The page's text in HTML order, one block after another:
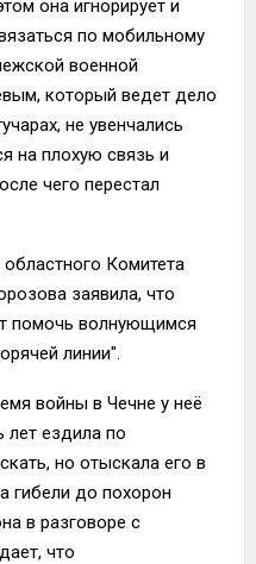
она игнорирует и
по мобильному
военной
который ведет дело
не увенчались
на плохую связь и
чего перестал
Комитета
заявила, что
помочь волнующимся
линии".
войны в Чечне у неё
лет ездила по
но отыскала его в
гибели до похорон
в разговоре с
что